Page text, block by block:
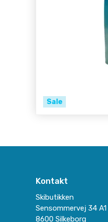
Sale
Kontakt
Skibutikken
Sensommervej 34 A1
8600 Silkeborg